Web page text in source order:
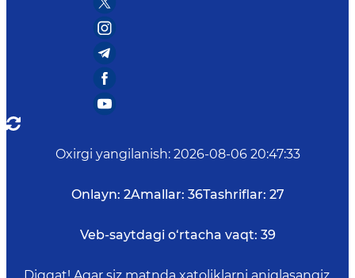
Oxirgi yangilanish: 2026-08-06 20:47:33
Onlayn: 2Amallar: 36Tashriflar: 27
Veb-saytdagi o‘rtacha vaqt: 39